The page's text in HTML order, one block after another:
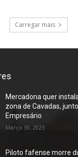
Carregar mais
Mercadona quer
zona de Cavadas,
Empresário
Março 30, 2023
Piloto fafense morre